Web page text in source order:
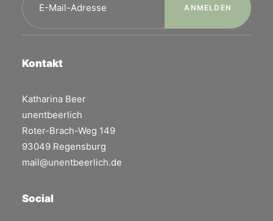
Kontakt
Katharina Beer
unentbeerlich
Roter-Brach-Weg 149
93049 Regensburg
mail@unentbeerlich.de
Social